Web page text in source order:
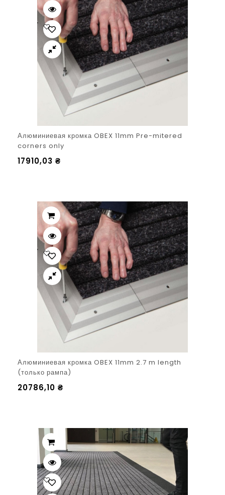
Алюминиевая кромка OBEX 11mm Pre-mitered
corners only
17910,03 ₴
Алюминиевая кромка OBEX 11mm 2.7 m length
(только рампа)
20786,10 ₴